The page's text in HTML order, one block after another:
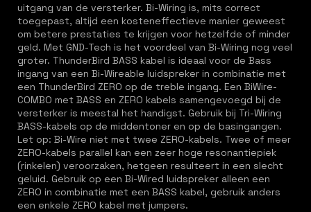
uitgang van de versterker. Bi-Wiring is, mits correct
toegepast, altijd een kosteneffectieve manier geweest
om betere prestaties te krijgen voor hetzelfde of minder
geld. Met GND-Tech is het voordeel van Bi-Wiring nog veel
groter. ThunderBird BASS kabel is ideaal voor de Bass
ingang van een Bi-Wireable luidspreker in combinatie met
een ThunderBird ZERO op de treble ingang. Een BiWire-
COMBO met BASS en ZERO kabels samengevoegd bij de
versterker is meestal het handigst. Gebruik bij Tri-Wiring
BASS-kabels op de middentoner en op de basingangen.
Let op: Bi-Wire niet met twee ZERO-kabels. Twee of meer
ZERO-kabels parallel kan een zeer hoge resonantiepiek
(rinkelen) veroorzaken, hetgeen resulteert in een slecht
geluid. Gebruik op een Bi-Wired luidspreker alleen een
ZERO in combinatie met een BASS kabel, gebruik anders
een enkele ZERO kabel met jumpers.